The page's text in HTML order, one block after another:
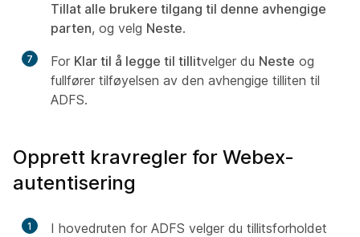
Tillat alle brukere tilgang til denne avhengige
parten, og velg Neste.
7 For Klar til å legge til tillitvelger du Neste og
fullfører tilføyelsen av den avhengige tilliten til
ADFS.
Opprett kravregler for Webex-
autentisering
1
I hovedruten for ADFS velger du tillitsforholdet